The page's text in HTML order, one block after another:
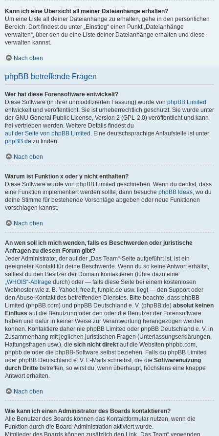
Kann ich eine Übersicht all meiner Dateianhänge erhalten?
Um eine Liste all deiner Dateianhänge zu erhalten, gehe in den persönlichen
Bereich. Dort findest du unter „Einstieg“ einen Punkt „Dateianhänge
verwalten“, über den du eine Liste deiner Dateianhänge erhalten und diese
verwalten kannst.
Nach oben
phpBB betreffende Fragen
Wer hat diese Forensoftware entwickelt?
Diese Software (in ihrer unmodifizierten Fassung) wurde von phpBB Limited
entwickelt und veröffentlicht. Sie ist urheberrechtlich geschützt. Sie wurde unter
der GNU General Public License, Version 2 (GPL-2.0) veröffentlicht und kann
frei vertrieben werden. Weitere Details findest du
auf der Seite von phpBB Limited . Eine deutschsprachige Anlaufstelle ist unter
phpBB.de zu finden.
Nach oben
Warum ist Funktion x oder y nicht enthalten?
Diese Software wurde von phpBB Limited geschrieben. Wenn du denkst, dass
eine Funktion implementiert werden sollte, dann besuche phpBB Ideas, wo du
deine Stimme für bestehende Vorschläge abgeben oder neue Funktionen
vorschlagen kannst.
Nach oben
An wen soll ich mich wenden, falls es Beschwerden oder juristische
Anfragen zu diesem Forum gibt?
Jeder Administrator, der auf der „Das Team“-Seite aufgeführt ist, ist ein
geeigneter Kontakt für deine Beschwerde. Wenn du so keine Antwort erhältst,
solltest du den Besitzer der Domain kontaktieren (führe dazu eine
„WHOIS“-Abfrage durch) oder — falls diese Seite bei einem kostenlosen
Webhoster wie z. B. Yahoo!, free.fr, funpic.de usw. liegt — den Support oder
den Abuse-Kontakt des betreffenden Dienstes. Bitte beachte, dass phpBB
Limited (phpBB.com) und phpBB Deutschland e. V. (phpBB.de) absolut keinen
Einfluss auf die Benutzung oder den oder die Benutzer der Forensoftware
haben und dafür in keiner Weise zur Verantwortung herangezogen werden
können. Kontaktiere daher nie phpBB Limited oder phpBB Deutschland e. V. in
Zusammenhang mit jeglichen juristischen Fragen (Unterlassungserklärungen,
Haftungsfragen usw.), die sich nicht direkt auf die Websiten phpbb.com,
phpbb.de oder die phpBB-Software selbst beziehen. Falls du phpBB Limited
oder phpBB Deutschland e. V. E-Mails schreibst, die die Softwarenutzung
durch Dritte betreffen, so wirst du, wenn überhaupt, höchstens eine knappe
Antwort erhalten.
Nach oben
Wie kann ich einen Administrator des Boards kontaktieren?
Alle Benutzer des Boards können das Kontaktformular nutzen, wenn die
Funktion durch die Board-Administration aktiviert wurde.
Mitglieder des Boards können zusätzlich den Link „Das Team“ verwenden.